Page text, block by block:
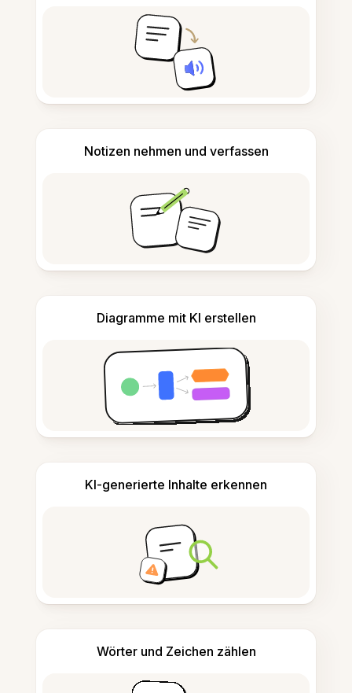
Notizen nehmen und verfassen
Diagramme mit KI erstellen
KI-generierte Inhalte erkennen
Wörter und Zeichen zählen